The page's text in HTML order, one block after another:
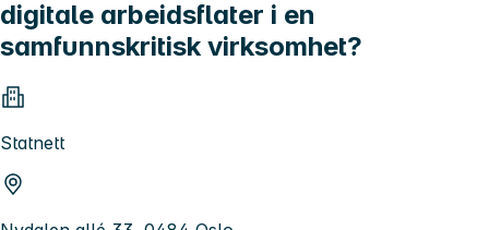
digitale arbeidsflater i en
samfunnskritisk virksomhet?
Statnett